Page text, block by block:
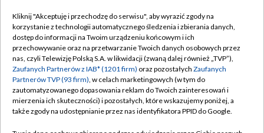
TVP
Abonament TVP
Emisja w TVP
Centrum informacji TVP
Naziemna Telewizja Cyfrowa
Regulamin TVP
Polityka prywatności
Moje zgody
Pomoc
Kliknij "Akceptuję i przechodzę do serwisu", aby wyrazić zgody na
korzystanie z technologii automatycznego śledzenia i zbierania danych,
dostęp do informacji na Twoim urządzeniu końcowym i ich
przechowywanie oraz na przetwarzanie Twoich danych osobowych przez
nas, czyli Telewizję Polską S.A. w likwidacji (zwaną dalej również „TVP”),
Zaufanych Partnerów z IAB* (1201 firm) oraz pozostałych Zaufanych
Partnerów TVP (93 firm), w celach marketingowych (w tym do
zautomatyzowanego dopasowania reklam do Twoich zainteresowań i
mierzenia ich skuteczności) i pozostałych, które wskazujemy poniżej, a
także zgody na udostępnianie przez nas identyfikatora PPID do Google.